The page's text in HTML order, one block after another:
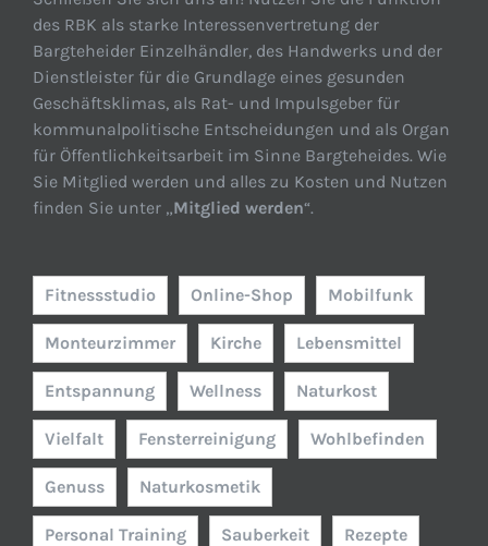
des RBK als starke Interessenvertretung der
Bargteheider Einzelhändler, des Handwerks und der
Dienstleister für die Grundlage eines gesunden
Geschäftsklimas, als Rat- und Impulsgeber für
kommunalpolitische Entscheidungen und als Organ
für Öffentlichkeitsarbeit im Sinne Bargteheides. Wie
Sie Mitglied werden und alles zu Kosten und Nutzen
finden Sie unter „Mitglied werden“.
Fitnessstudio Online-Shop Mobilfunk
Monteurzimmer Kirche Lebensmittel
Entspannung Wellness Naturkost
Vielfalt Fensterreinigung Wohlbefinden
Genuss Naturkosmetik
Personal Training Sauberkeit Rezepte